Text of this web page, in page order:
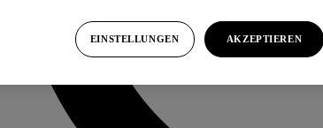
EINSTELLUNGEN AKZEPTIEREN